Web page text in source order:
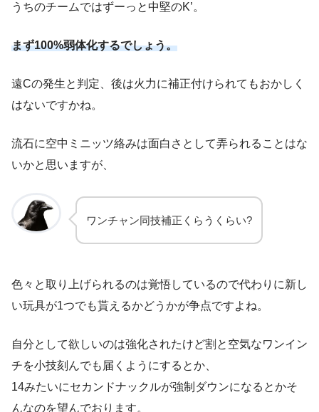
うちのチームではずーっと中堅のK’。
まず100%弱体化するでしょう。
遠Cの発生と判定、後は火力に補正付けられてもおかしく
はないですかね。
流石に空中ミニッツ絡みは面白さとして弄られることはな
いかと思いますが、
ワンチャン同技補正くらうくらい?
色々と取り上げられるのは覚悟しているので代わりに新し
い玩具が1つでも貰えるかどうかが争点ですよね。
自分として欲しいのは強化されたけど割と空気なワンイン
チを小技刻んでも届くようにするとか、
14みたいにセカンドナックルが強制ダウンになるとかそ
んなのを望んでおります。